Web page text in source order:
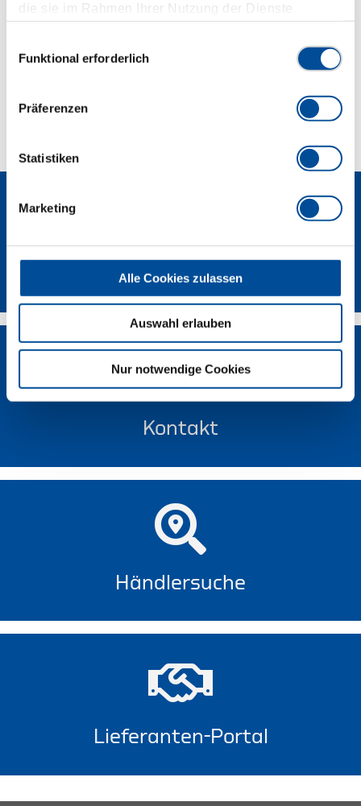
die sie im Rahmen Ihrer Nutzung der Dienste
gesammelt haben. Unsere vollständige
Funktional erforderlich
Präferenzen
Statistiken
Marketing
Alle Cookies zulassen
Auswahl erlauben
Nur notwendige Cookies
Lieferumfang
Technische Eigenschaften
Newsletter
Kontakt
Händlersuche
Lieferanten-Portal